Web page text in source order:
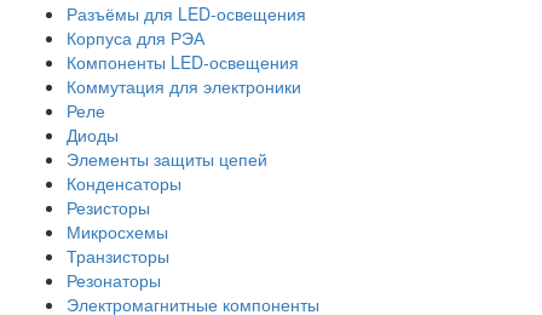
Разъёмы для LED-освещения
Корпуса для РЭА
Компоненты LED-освещения
Коммутация для электроники
Реле
Диоды
Элементы защиты цепей
Конденсаторы
Резисторы
Микросхемы
Транзисторы
Резонаторы
Электромагнитные компоненты